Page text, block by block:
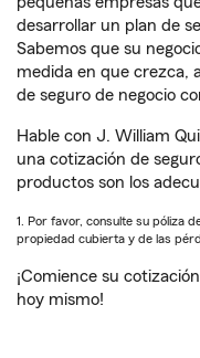
desarrollar un plan de
Sabemos que su
medida en que crezca,
de seguro de negocio
Hable con J. William
una cotización de
productos son los
1. Por favor, consulte su póliza
propiedad cubierta y de las
¡Comience su
hoy mismo!